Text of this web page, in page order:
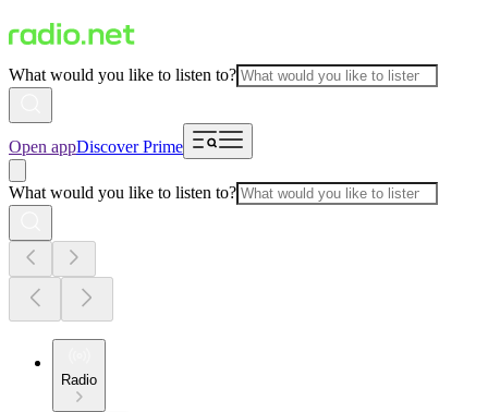
What would you like to listen to?
Open appDiscover Prime
What would you like to listen to?
Radio